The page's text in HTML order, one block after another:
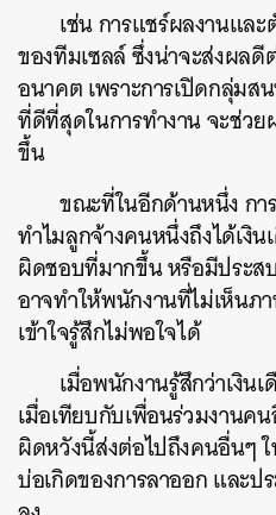
เช่น การแชร์ผลงานแล
ของทีมเซลล์ ซึ่งน่าจะส่งผล
อนาคต เพราะการเปิดกลุ่ม
ที่ดีที่สุดในการทำงาน จะช่ว
ขึ้น
ขณะที่ในอีกด้านหนึ่ง กา
ทำไมลูกจ้างคนหนึ่งถึงได้เงิน
ผิดชอบที่มากขึ้น หรือมีประส
อาจทำให้พนักงานที่ไม่เห็นภ
เข้าใจรู้สึกไม่พอใจได้
เมื่อพนักงานรู้สึกว่าเงิน
เมื่อเทียบกับเพื่อนร่วมงานค
ผิดหวังนี้ส่งต่อไปถึงคนอื่นๆ
บ่อเกิดของการลาออก และ
SHARE TWEET